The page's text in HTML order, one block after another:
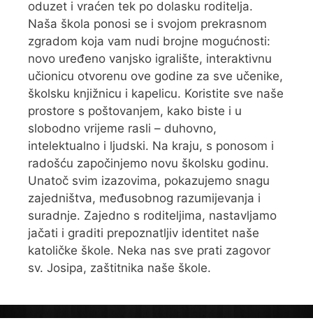
oduzet i vraćen tek po dolasku roditelja.
Naša škola ponosi se i svojom prekrasnom
zgradom koja vam nudi brojne mogućnosti:
novo uređeno vanjsko igralište, interaktivnu
učionicu otvorenu ove godine za sve učenike,
školsku knjižnicu i kapelicu. Koristite sve naše
prostore s poštovanjem, kako biste i u
slobodno vrijeme rasli – duhovno,
intelektualno i ljudski. Na kraju, s ponosom i
radošću započinjemo novu školsku godinu.
Unatoč svim izazovima, pokazujemo snagu
zajedništva, međusobnog razumijevanja i
suradnje. Zajedno s roditeljima, nastavljamo
jačati i graditi prepoznatljiv identitet naše
katoličke škole. Neka nas sve prati zagovor
sv. Josipa, zaštitnika naše škole.